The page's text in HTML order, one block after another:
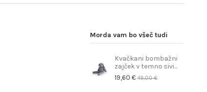
Morda vam bo všeč tudi
Kvačkani bombažni
zajček v temno sivi...
19,60 € 49,00 €